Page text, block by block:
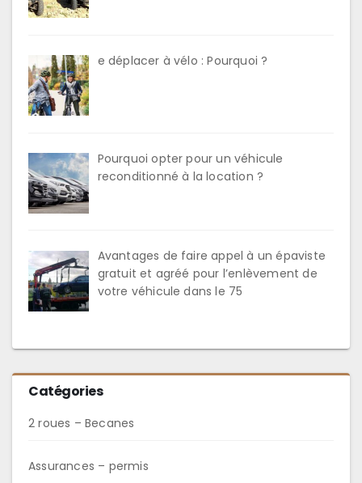
e déplacer à vélo : Pourquoi ?
Pourquoi opter pour un véhicule
reconditionné à la location ?
Avantages de faire appel à un épaviste
gratuit et agréé pour l’enlèvement de
votre véhicule dans le 75
Catégories
2 roues – Becanes
Assurances – permis